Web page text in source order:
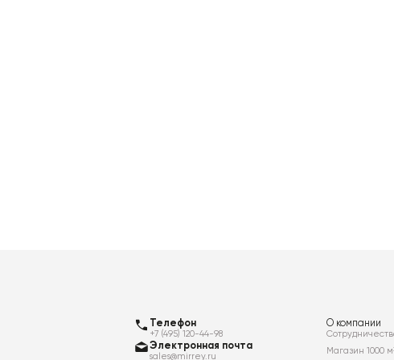
Телефон
+7 (495) 120-44-98
Электронная почта
sales@mirrey.ru
О компании
Магазин 1000